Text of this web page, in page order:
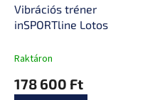
Vibrációs tréner
inSPORTline Lotos
Raktáron
178 600 Ft